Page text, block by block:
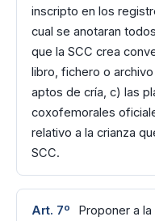
inscripto en los
cual se anotaran
que la SCC crea
libro, fichero o
aptos de cría, c) las
coxofemorales
relativo a la crianza
SCC.
Art. 7º
Proponer a